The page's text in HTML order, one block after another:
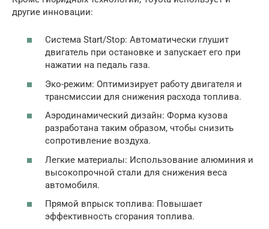
другие инновации:
Система Start/Stop: Автоматически глушит
двигатель при остановке и запускает его при
нажатии на педаль газа.
Эко-режим: Оптимизирует работу двигателя и
трансмиссии для снижения расхода топлива.
Аэродинамический дизайн: Форма кузова
разработана таким образом, чтобы снизить
сопротивление воздуха.
Легкие материалы: Использование алюминия и
высокопрочной стали для снижения веса
автомобиля.
Прямой впрыск топлива: Повышает
эффективность сгорания топлива.